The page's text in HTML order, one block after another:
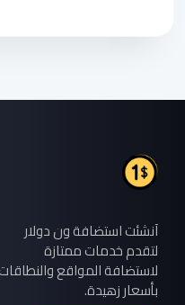
آنشئت استضافة ون دولار
لتقدم خدمات ممتازة
لاستضافة المواقع والنطاقات
بأسعار زهيدة.